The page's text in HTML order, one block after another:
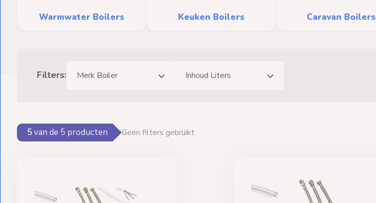
Warmwater Boilers Keuken Boilers Caravan Boilers
Filters: Merk Boiler Inhoud Liters
5van de 5 producten Geen filters gebruikt